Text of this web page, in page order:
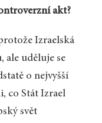
akt?
Izraelská
ale uděluje se
o nejvyšší
co Stát Izrael
svět